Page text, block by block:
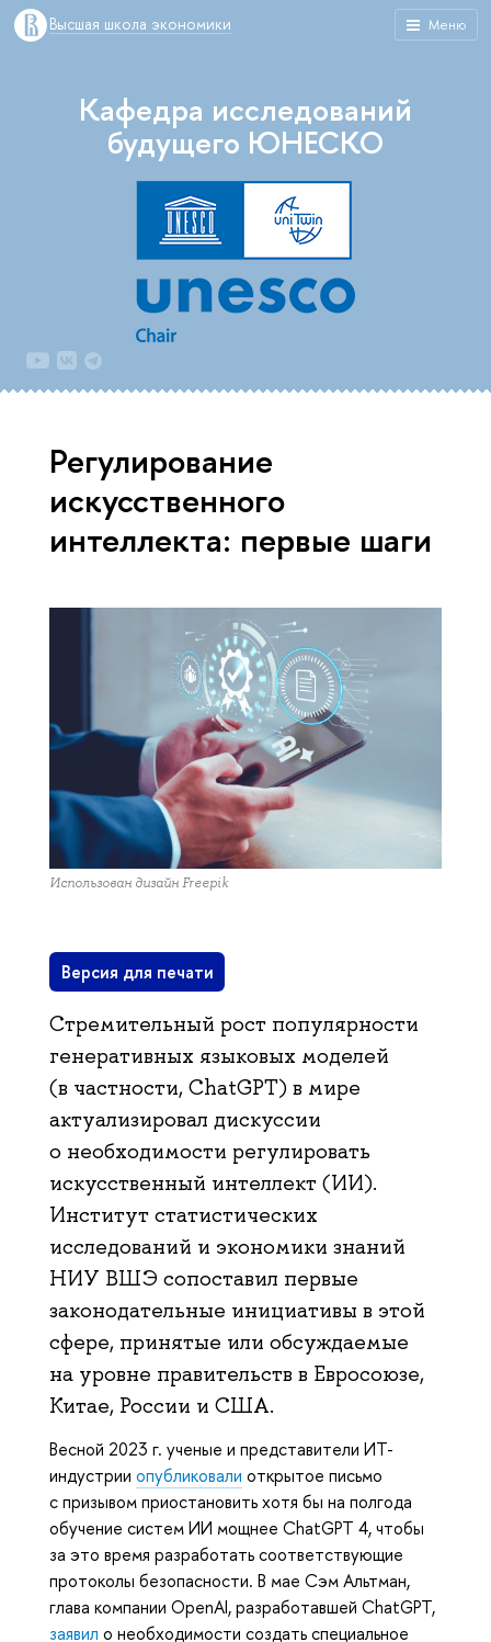
Меню
Высшая школа экономики
Кафедра исследований
будущего ЮНЕСКО
Регулирование
искусственного
интеллекта: первые шаги
Использован дизайн Freepik
Версия для печати
Стремительный рост популярности
генеративных языковых моделей
(в частности, ChatGPT) в мире
актуализировал дискуссии
о необходимости регулировать
искусственный интеллект (ИИ).
Институт статистических
исследований и экономики знаний
НИУ ВШЭ сопоставил первые
законодательные инициативы в этой
сфере, принятые или обсуждаемые
на уровне правительств в Евросоюзе,
Китае, России и США.
Весной 2023 г. ученые и представители ИТ-
индустрии опубликовали открытое письмо
с призывом приостановить хотя бы на полгода
обучение систем ИИ мощнее ChatGPT 4, чтобы
за это время разработать соответствующие
протоколы безопасности. В мае Сэм Альтман,
глава компании OpenAI, разработавшей ChatGPT,
заявил о необходимости создать специальное